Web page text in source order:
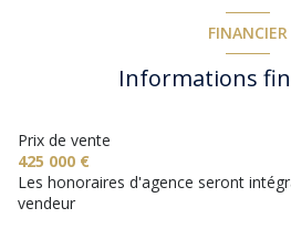
FINANCIER
Informations
Prix de vente
425 000 €
Les honoraires d'agence seront
vendeur